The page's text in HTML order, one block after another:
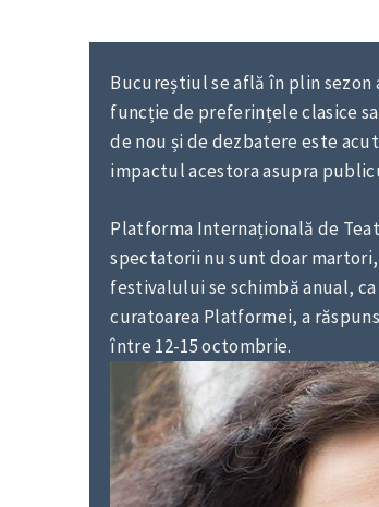
OCTOMBRIE
Bucureștiul se află în plin
funcție de preferințele clasice
de nou și de dezbatere este
impactul acestora asupra
Platforma Internațională de
spectatorii nu sunt doar
festivalului se schimbă anual,
curatoarea Platformei, a
între 12-15 octombrie.